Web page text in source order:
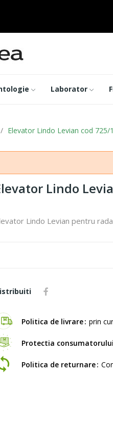
Laborator
Elevator Lindo Levian cod 725/1
Lindo
Lindo Levian pentru
Politica de livrare prin
Protectia consumatorului
Politica de returnare